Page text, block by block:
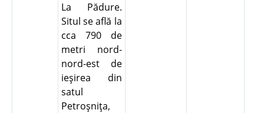
La Pădure.
Situl se află la
cca 790 de
metri nord-
nord-est de
ieşirea din
satul
Petroşniţa,